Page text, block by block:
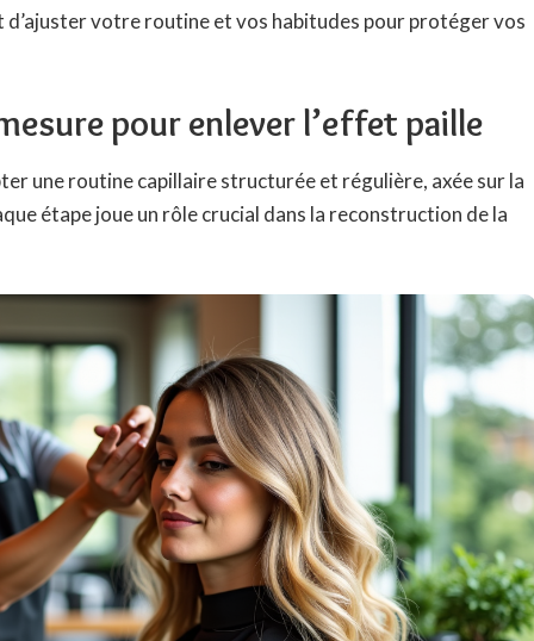
d’ajuster votre routine et vos habitudes pour protéger vos
pour enlever l’effet paille
une routine capillaire structurée et régulière, axée sur la
étape joue un rôle crucial dans la reconstruction de la